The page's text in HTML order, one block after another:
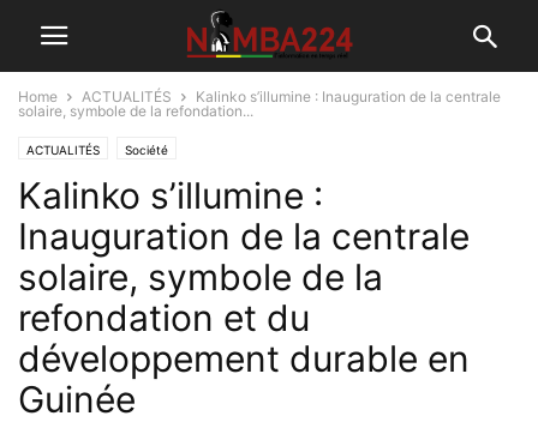
Home ACTUALITÉS
Kalinko s’illumine : Inauguration de la centrale
solaire, symbole de la refondation...
ACTUALITÉS Société
Kalinko s’illumine :
Inauguration de la centrale
solaire, symbole de la
refondation et du
développement durable en
Guinée